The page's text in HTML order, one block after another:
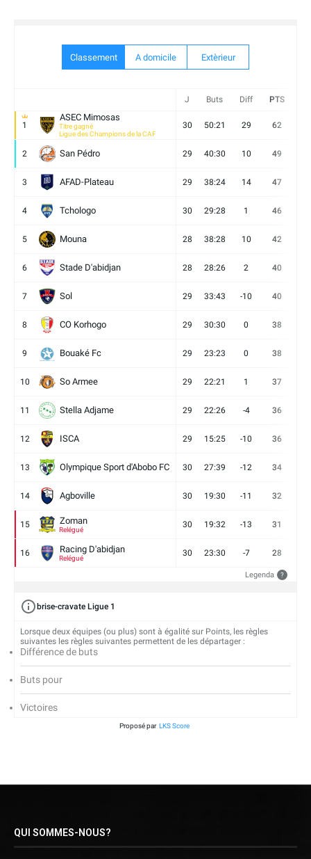
Classement A domicile Extèrieur
J Buts Diff PTS
1
ASEC Mimosas
Titre gagné
Ligue des Champions de la CAF
30 50:21 29 62
2 San Pédro 29 40:30 10 49
3 AFAD-Plateau 29 38:24 14 47
4 Tchologo 30 29:28 1 46
5 Mouna 28 38:28 10 42
6 Stade D'abidjan 28 28:26 2 40
7 Sol 29 33:43 -10 40
8 CO Korhogo 29 30:30 0 38
9 Bouaké Fc 29 23:23 0 38
10 So Armee 29 22:21 1 37
11 Stella Adjame 29 22:26 -4 36
12 ISCA 29 15:25 -10 36
13 Olympique Sport d'Abobo FC 30 27:39 -12 34
14 Agboville 30 19:30 -11 32
15 Zoman
Relégué
30 19:32 -13 31
16 Racing D'abidjan
Relégué
30 23:30 -7 28
Legenda ?
brise-cravate Ligue 1
Lorsque deux équipes (ou plus) sont à égalité sur Points, les règles
suivantes les règles suivantes permettent de les départager :
Différence de buts
Buts pour
Victoires
Proposé par LKS Score
QUI SOMMES-NOUS?